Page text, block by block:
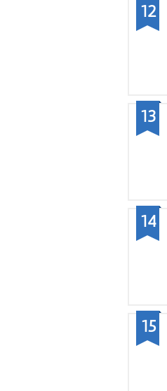
12
13
14
15